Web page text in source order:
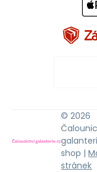
© 2026
shop |
stránek